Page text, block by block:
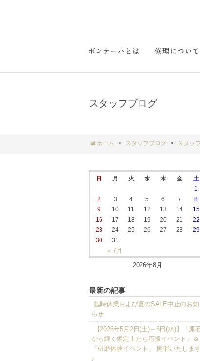
スタッフブログ
ホーム スタッフブログ スタッ
2026年8月
日 月 火 水 木 金 土
« 7月
1
2
3 4 5 6 7
8
9
10 11 12 13 14
15
16
17 18 19 20 21
22
23
24 25 26 27 28
29
30
31
最新の記事
臨時休業および夏のSALE中止のお知
らせ
【2026年5月2日(土)～6日(水)】「原
から輝く鑑定士たち応援イベント」＆
「研磨体験イベント」 開催いたします
♪